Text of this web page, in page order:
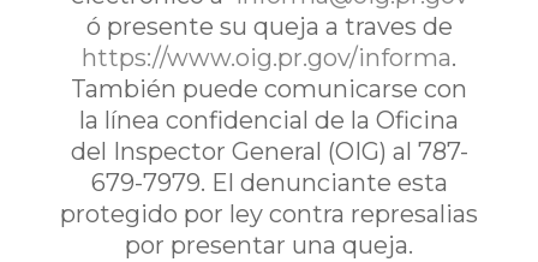
ó presente su queja a traves de
https://www.oig.pr.gov/informa.
También puede comunicarse con
la línea confidencial de la Oficina
del Inspector General (OIG) al 787-
679-7979. El denunciante esta
protegido por ley contra represalias
por presentar una queja.